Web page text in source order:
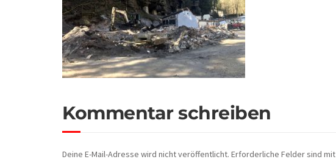
Kommentar schreiben
Deine E-Mail-Adresse wird nicht veröffentlicht. Erforderliche Felder sind mit